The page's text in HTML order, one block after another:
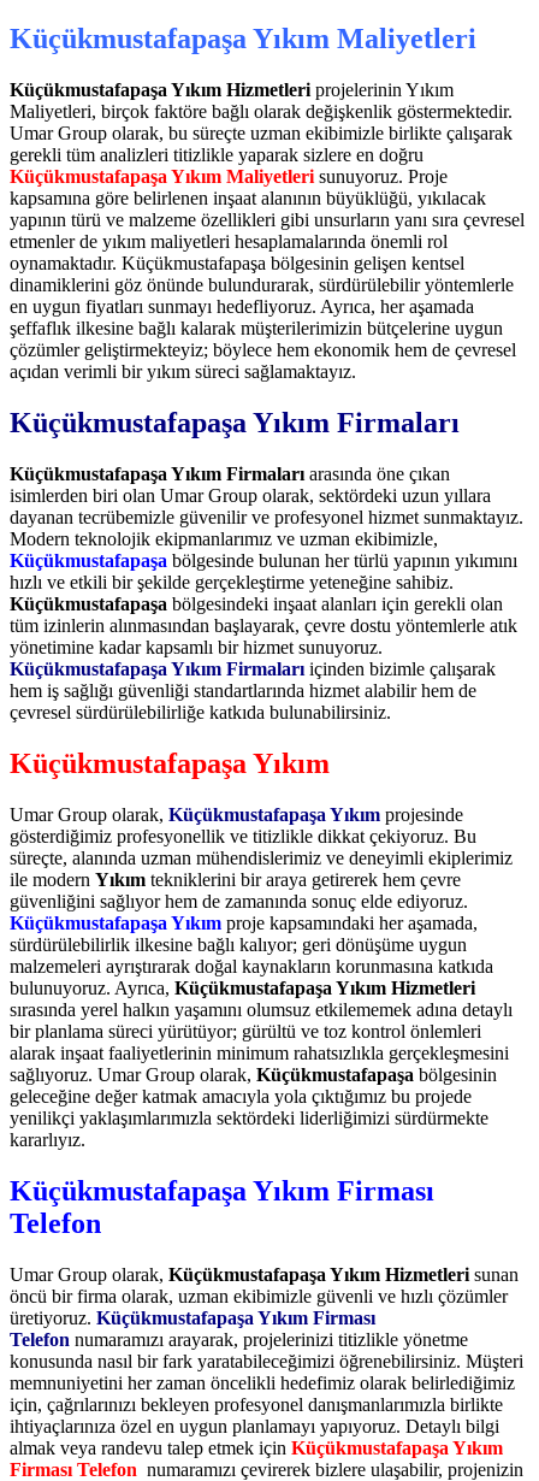
Küçükmustafapaşa Yıkım Maliyetleri
Küçükmustafapaşa Yıkım Hizmetleri projelerinin Yıkım
Maliyetleri, birçok faktöre bağlı olarak değişkenlik göstermektedir.
Umar Group olarak, bu süreçte uzman ekibimizle birlikte çalışarak
gerekli tüm analizleri titizlikle yaparak sizlere en doğru
Küçükmustafapaşa Yıkım Maliyetleri sunuyoruz. Proje
kapsamına göre belirlenen inşaat alanının büyüklüğü, yıkılacak
yapının türü ve malzeme özellikleri gibi unsurların yanı sıra çevresel
etmenler de yıkım maliyetleri hesaplamalarında önemli rol
oynamaktadır. Küçükmustafapaşa bölgesinin gelişen kentsel
dinamiklerini göz önünde bulundurarak, sürdürülebilir yöntemlerle
en uygun fiyatları sunmayı hedefliyoruz. Ayrıca, her aşamada
şeffaflık ilkesine bağlı kalarak müşterilerimizin bütçelerine uygun
çözümler geliştirmekteyiz; böylece hem ekonomik hem de çevresel
açıdan verimli bir yıkım süreci sağlamaktayız.
Küçükmustafapaşa Yıkım Firmaları
Küçükmustafapaşa Yıkım Firmaları arasında öne çıkan
isimlerden biri olan Umar Group olarak, sektördeki uzun yıllara
dayanan tecrübemizle güvenilir ve profesyonel hizmet sunmaktayız.
Modern teknolojik ekipmanlarımız ve uzman ekibimizle,
Küçükmustafapaşa bölgesinde bulunan her türlü yapının yıkımını
hızlı ve etkili bir şekilde gerçekleştirme yeteneğine sahibiz.
Küçükmustafapaşa bölgesindeki inşaat alanları için gerekli olan
tüm izinlerin alınmasından başlayarak, çevre dostu yöntemlerle atık
yönetimine kadar kapsamlı bir hizmet sunuyoruz.
Küçükmustafapaşa Yıkım Firmaları içinden bizimle çalışarak
hem iş sağlığı güvenliği standartlarında hizmet alabilir hem de
çevresel sürdürülebilirliğe katkıda bulunabilirsiniz.
Küçükmustafapaşa Yıkım
Umar Group olarak, Küçükmustafapaşa Yıkım projesinde
gösterdiğimiz profesyonellik ve titizlikle dikkat çekiyoruz. Bu
süreçte, alanında uzman mühendislerimiz ve deneyimli ekiplerimiz
ile modern Yıkım tekniklerini bir araya getirerek hem çevre
güvenliğini sağlıyor hem de zamanında sonuç elde ediyoruz.
Küçükmustafapaşa Yıkım proje kapsamındaki her aşamada,
sürdürülebilirlik ilkesine bağlı kalıyor; geri dönüşüme uygun
malzemeleri ayrıştırarak doğal kaynakların korunmasına katkıda
bulunuyoruz. Ayrıca, Küçükmustafapaşa Yıkım Hizmetleri
sırasında yerel halkın yaşamını olumsuz etkilememek adına detaylı
bir planlama süreci yürütüyor; gürültü ve toz kontrol önlemleri
alarak inşaat faaliyetlerinin minimum rahatsızlıkla gerçekleşmesini
sağlıyoruz. Umar Group olarak, Küçükmustafapaşa bölgesinin
geleceğine değer katmak amacıyla yola çıktığımız bu projede
yenilikçi yaklaşımlarımızla sektördeki liderliğimizi sürdürmekte
kararlıyız.
Küçükmustafapaşa Yıkım Firması
Telefon
Umar Group olarak, Küçükmustafapaşa Yıkım Hizmetleri sunan
öncü bir firma olarak, uzman ekibimizle güvenli ve hızlı çözümler
üretiyoruz. Küçükmustafapaşa Yıkım Firması
Telefon numaramızı arayarak, projelerinizi titizlikle yönetme
konusunda nasıl bir fark yaratabileceğimizi öğrenebilirsiniz. Müşteri
memnuniyetini her zaman öncelikli hedefimiz olarak belirlediğimiz
için, çağrılarınızı bekleyen profesyonel danışmanlarımızla birlikte
ihtiyaçlarınıza özel en uygun planlamayı yapıyoruz. Detaylı bilgi
almak veya randevu talep etmek için Küçükmustafapaşa Yıkım
Firması Telefon numaramızı çevirerek bizlere ulaşabilir, projenizin